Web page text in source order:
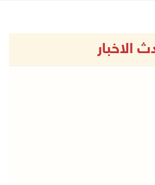
الاخبار